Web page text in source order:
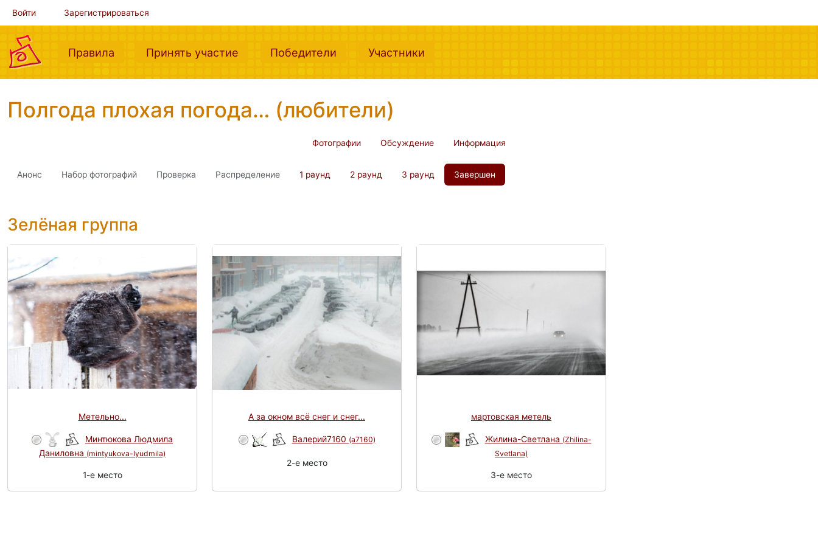
Войти Зарегистрироваться
Правила (current)Принять участие (current)Победители (current)Участники
Полгода плохая погода… (любители)
Фотографии Обсуждение Информация
Анонс Набор фотографий Проверка Распределение 1 раунд 2 раунд 3 раунд Завершен
Зелёная группа
Метельно...
Минтюкова Людмила
Даниловна (mintyukova-lyudmila)
1-e место
А за окном всё снег и снег...
Валерий7160 (a7160)
2-e место
мартовская метель
Жилина-Светлана (Zhilina-
Svetlana)
3-e место